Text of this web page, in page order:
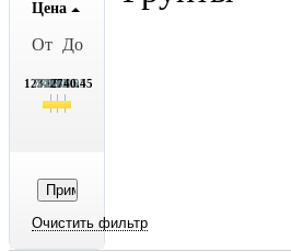
Цена
От До
123.05
777.05
1432.05
2086.05
2740.45